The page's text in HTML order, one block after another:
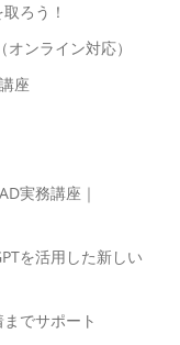
ろう！
ンライン対応）
座
実務講座｜
を活用した新しい
でサポート